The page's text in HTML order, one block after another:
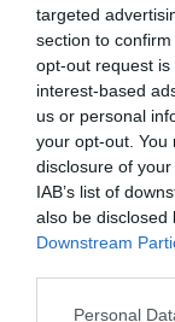
targeted
section to
opt-out request
interest-based
us or personal
your opt-out. You
disclosure of
IAB’s list of
also be disclosed
Downstream
Personal